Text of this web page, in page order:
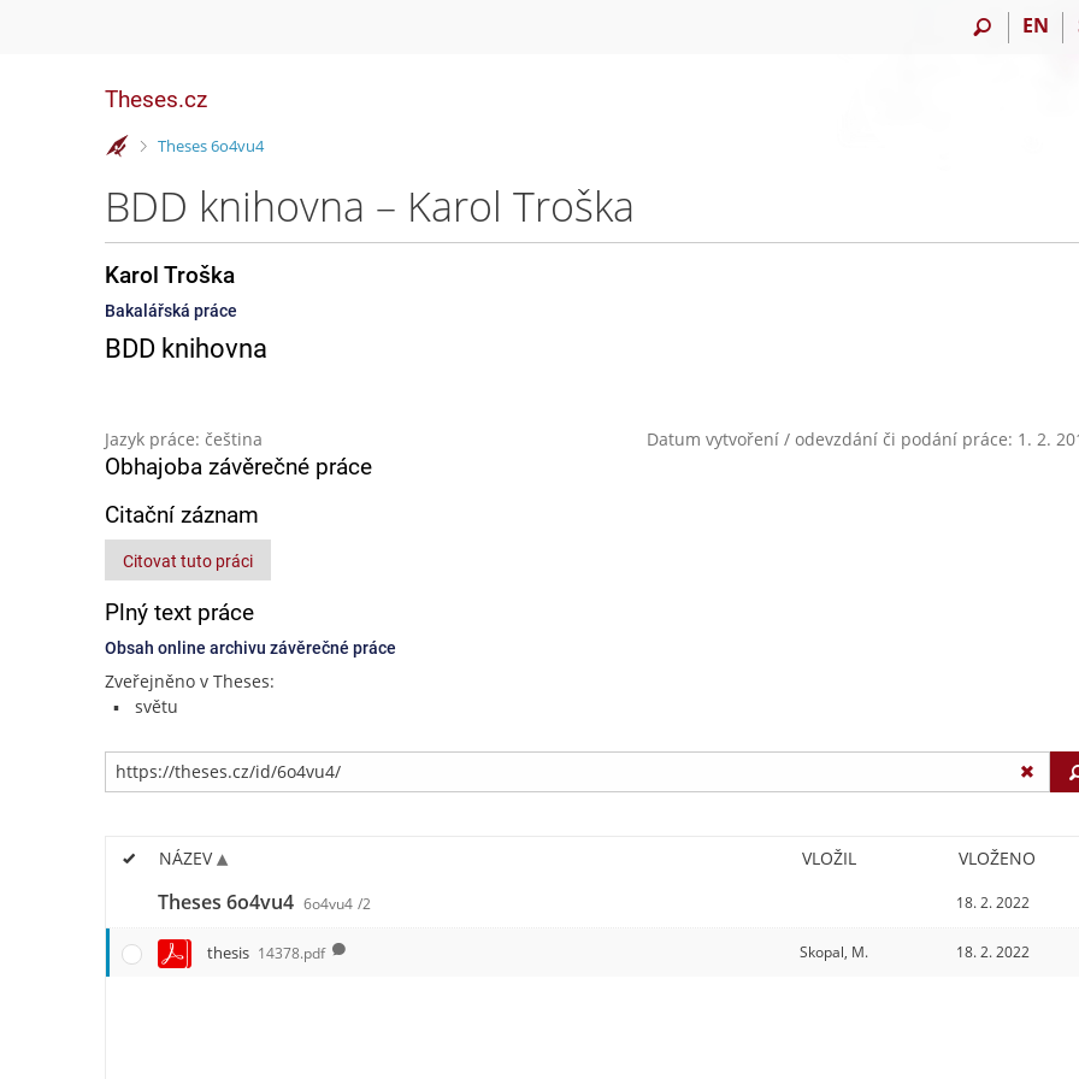
EN
Theses.cz
>
Theses 6o4vu4
BDD knihovna – Karol Troška
Karol Troška
Bakalářská práce
BDD knihovna
Jazyk práce: čeština Datum vytvoření / odevzdání či podání práce: 1. 2.
Obhajoba závěrečné práce
Citační záznam
Citovat tuto práci
Plný text práce
Obsah online archivu závěrečné práce
Zveřejněno v Theses:
světu
NÁZEV VLOŽIL VLOŽENO
Theses 6o4vu4 6o4vu4 /2 18. 2. 2022
thesis 14378.pdf Skopal, M. 18. 2. 2022